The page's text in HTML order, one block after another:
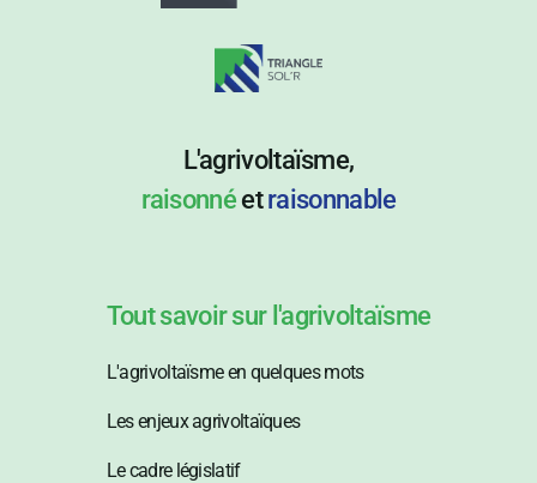
L'agrivoltaïsme,
raisonné etraisonnable
Tout savoir sur l'agrivoltaïsme
L'agrivoltaïsme en quelques mots
Les enjeux agrivoltaïques
Le cadre législatif